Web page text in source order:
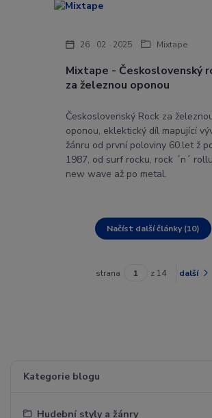
Kategorie blogu
Hudební styly a žánry
Mixtape - Československý
za železnou oponou
26 02 2025 Mixtape
Československý Rock za
oponou, eklektický díl mapující
žánru od první poloviny 60.let ž
1987, od surf rocku, rock ´n´
new wave až po metal.
Načíst další články (10)
strana z 14 další